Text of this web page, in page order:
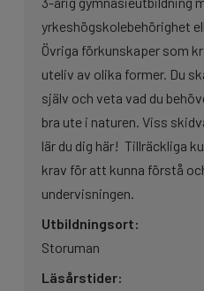
Läs mer om certifieringen
https://
naturguide
kompletterande del med
lavinkunskap. Förutom
kunskapsmoment skall
har varit till fjälls
har gjort 20 övernattningar
under bar himmel. Man ska
praktiserat som turledare
tio dagar.
yrkeshögskolebehörighet
Övriga förkunskaper som
uteliv av olika former. Du
själv och veta vad du
bra ute i naturen. Viss
lär du dig här! Tillräckliga
krav för att kunna förstå
undervisningen.
Utbildningsort:
Storuman
Läsårstider: